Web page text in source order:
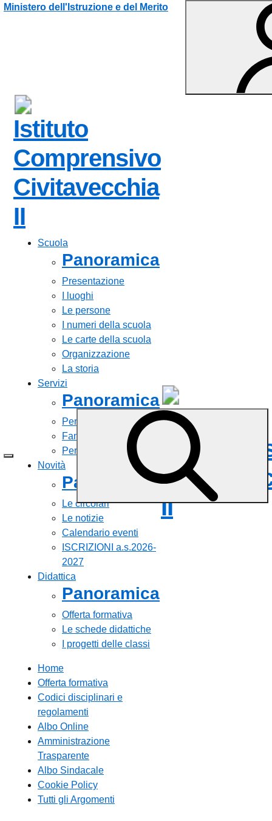
Vai ai contenuti
Vai al menu di navigazione
Vai al footer
Ministero dell'Istruzione e del Merito
Istituto
Comprensivo
Civitavecchia
II
Scuola
Panoramica
Presentazione
I luoghi
Le persone
I numeri della scuola
Le carte della scuola
Organizzazione
La storia
Servizi
Panoramica
Personale scolastico
Famiglie e studenti
Percorsi di studio
Novità
Panoramica
Le circolari
Le notizie
Calendario eventi
ISCRIZIONI a.s.2026-
2027
Didattica
Panoramica
Offerta formativa
Le schede didattiche
I progetti delle classi
Home
Offerta formativa
Codici disciplinari e
regolamenti
Albo Online
Amministrazione
Trasparente
Albo Sindacale
Cookie Policy
Tutti gli Argomenti
Istituto
II